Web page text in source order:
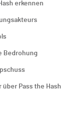
erkennen
Bedrohung
über Pass the Hash